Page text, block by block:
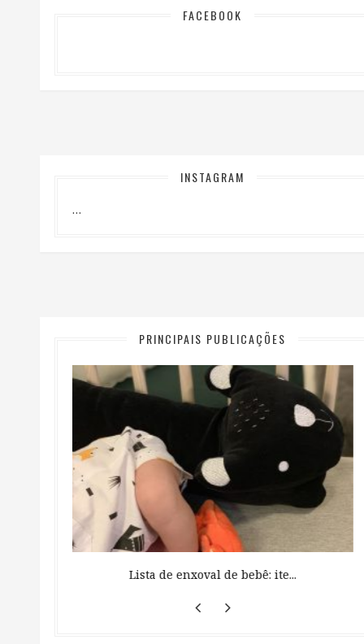
FACEBOOK
INSTAGRAM
…
PRINCIPAIS PUBLICAÇÕES
Lista de enxoval de bebê: ite...